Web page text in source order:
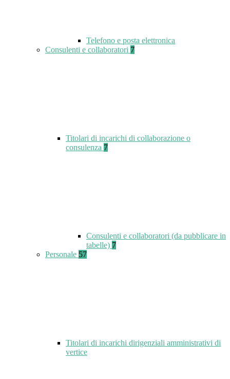
Telefono e posta elettronica
Consulenti e collaboratori 7
Titolari di incarichi di collaborazione o
consulenza 7
Consulenti e collaboratori (da pubblicare in
tabelle) 7
Personale 57
Titolari di incarichi dirigenziali amministrativi di
vertice